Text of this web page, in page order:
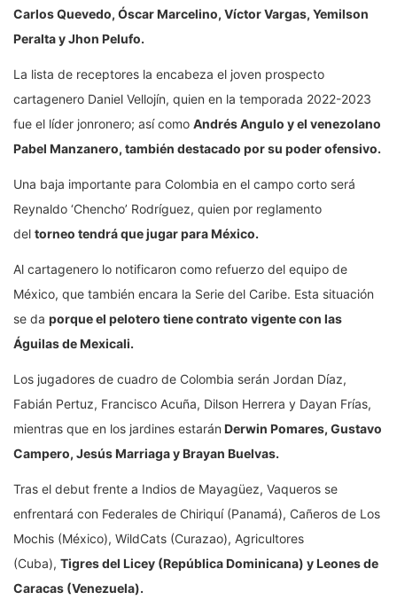
Carlos Quevedo, Óscar Marcelino, Víctor Vargas, Yemilson
Peralta y Jhon Pelufo.
La lista de receptores la encabeza el joven prospecto
cartagenero Daniel Vellojín, quien en la temporada 2022-2023
fue el líder jonronero; así como Andrés Angulo y el venezolano
Pabel Manzanero, también destacado por su poder ofensivo.
Una baja importante para Colombia en el campo corto será
Reynaldo ‘Chencho’ Rodríguez, quien por reglamento
del torneo tendrá que jugar para México.
Al cartagenero lo notificaron como refuerzo del equipo de
México, que también encara la Serie del Caribe. Esta situación
se da porque el pelotero tiene contrato vigente con las
Águilas de Mexicali.
Los jugadores de cuadro de Colombia serán Jordan Díaz,
Fabián Pertuz, Francisco Acuña, Dilson Herrera y Dayan Frías,
mientras que en los jardines estarán Derwin Pomares, Gustavo
Campero, Jesús Marriaga y Brayan Buelvas.
Tras el debut frente a Indios de Mayagüez, Vaqueros se
enfrentará con Federales de Chiriquí (Panamá), Cañeros de Los
Mochis (México), WildCats (Curazao), Agricultores
(Cuba), Tigres del Licey (República Dominicana) y Leones de
Caracas (Venezuela).